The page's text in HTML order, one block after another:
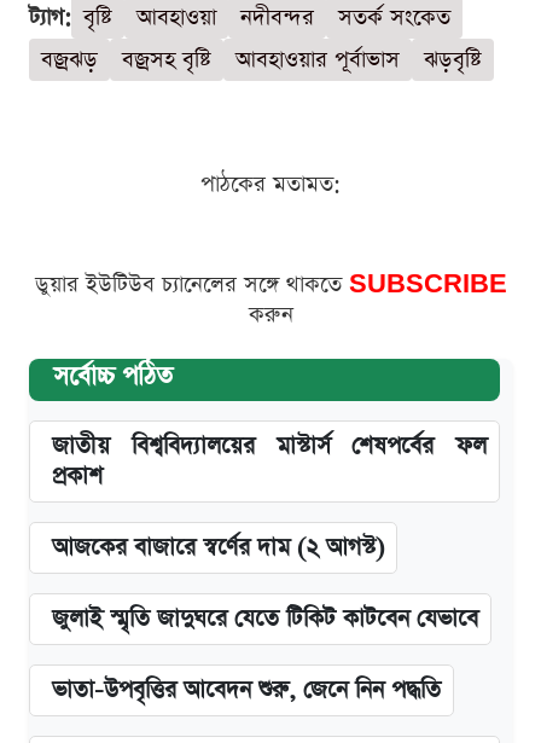
ট্যাগ: বৃষ্টি আবহাওয়া নদীবন্দর
সতর্ক সংকেত
বজ্রঝড়
বজ্রসহ বৃষ্টি আবহাওয়ার পূর্বাভাস ঝড়বৃষ্টি
পাঠকের মতামত:
ডুয়ার ইউটিউব চ্যানেলের সঙ্গে থাকতে SUBSCRIBE
করুন
সর্বোচ্চ পঠিত
জাতীয় বিশ্ববিদ্যালয়ের মাস্টার্স শেষপর্বের ফল
প্রকাশ
আজকের বাজারে স্বর্ণের দাম (২ আগস্ট)
জুলাই স্মৃতি জাদুঘরে যেতে টিকিট কাটবেন যেভাবে
ভাতা-উপবৃত্তির আবেদন শুরু, জেনে নিন পদ্ধতি